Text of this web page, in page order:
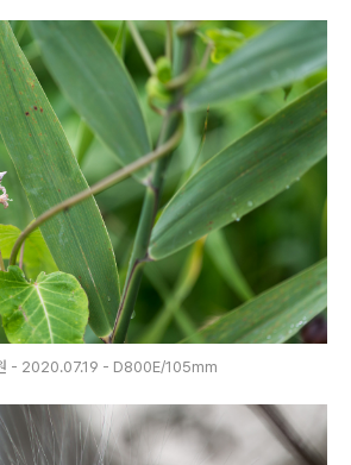
- 2020.07.19 - D800E/105mm